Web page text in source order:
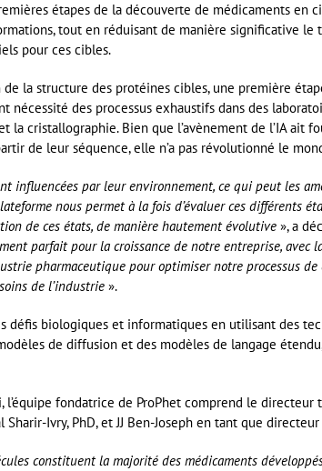
étapes de la découverte de médicaments
tout en réduisant de manière significative
pour ces cibles.
la structure des protéines cibles, une première
nécessité des processus exhaustifs dans des
la cristallographie. Bien que l’avènement de l’IA ait
de leur séquence, elle n’a pas révolutionné le
influencées par leur environnement, ce qui peut les
nous permet à la fois d’évaluer ces différents
de ces états, de manière hautement évolutive », a
parfait pour la croissance de notre entreprise, avec
pharmaceutique pour optimiser notre processus
de l’industrie ».
défis biologiques et informatiques en utilisant des
de diffusion et des modèles de langage
l’équipe fondatrice de ProPhet comprend le
Ivry, PhD, et JJ Ben-Joseph en tant que
constituent la majorité des médicaments